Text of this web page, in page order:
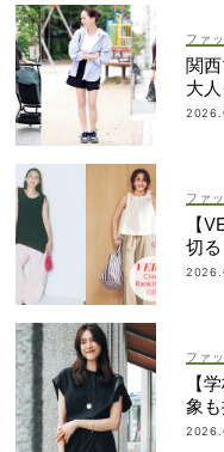
ファ
関
大
ファ
【
切
1〜
ファ
【
象
定版